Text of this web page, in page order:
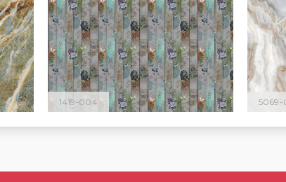
1419-004 5069-